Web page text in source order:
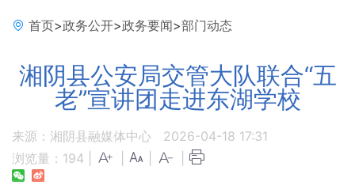
首页>政务公开>政务要闻>部门动态
湘阴县公安局交管大队联合“五
老”宣讲团走进东湖学校
来源：湘阴县融媒体中心
2026-04-18 17:31
浏览量： 194